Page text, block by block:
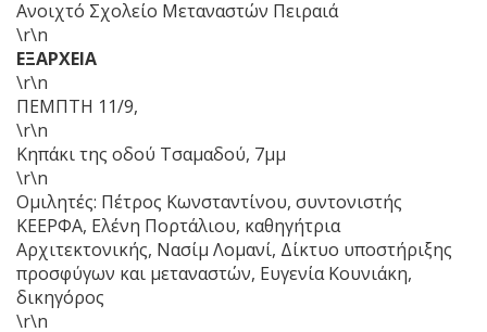
Ανοιχτό Σχολείο Μεταναστών Πειραιά
\r\n
ΕΞΑΡΧΕΙΑ
\r\n
ΠΕΜΠΤΗ 11/9,
\r\n
Κηπάκι της οδού Τσαμαδού, 7μμ
\r\n
Ομιλητές: Πέτρος Κωνσταντίνου, συντονιστής
ΚΕΕΡΦΑ, Ελένη Πορτάλιου, καθηγήτρια
Αρχιτεκτονικής, Νασίμ Λομανί, Δίκτυο υποστήριξης
προσφύγων και μεταναστών, Ευγενία Κουνιάκη,
δικηγόρος
\r\n